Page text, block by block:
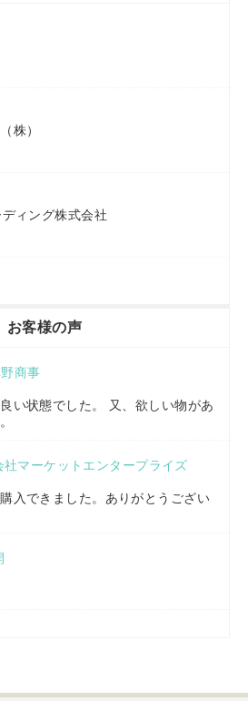
ノ・タカ
ワキ機械（旧ナカガワ農機商会）
ィング株式会社
株）
ィング株式会社
キステージ
お客様の声
商事
い状態でした。 又、欲しい物があ
マーケットエンタープライズ
入できました。ありがとうござい